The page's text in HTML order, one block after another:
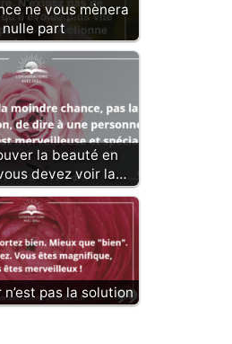
ne vous mènera
nulle part
la beauté en
devez voir la…
n’est pas la solution